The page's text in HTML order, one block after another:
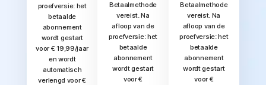
proefversie: het
betaalde
abonnement
wordt gestart
voor € 19,99/jaar
en wordt
automatisch
verlengd voor €
Betaalmethode
vereist. Na
afloop van de
proefversie: het
betaalde
abonnement
wordt gestart
voor €
Betaalmethode
vereist. Na
afloop van de
proefversie: het
betaalde
abonnement
wordt gestart
voor €